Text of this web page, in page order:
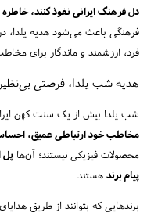
دل فرهنگ ایرانی نفوذ کنند،
فرهنگی باعث می‌شود هدیه یلدا،
فرد، ارزشمند و ماندگار برای
هدیه شب یلدا، فرصتی
شب یلدا بیش از یک سنت کهن
مخاطب خود ارتباطی عمیق،
محصولات فیزیکی نیستند؛ آن‌ها پل
پیام برند هستند.
برندهایی که بتوانند از طریق